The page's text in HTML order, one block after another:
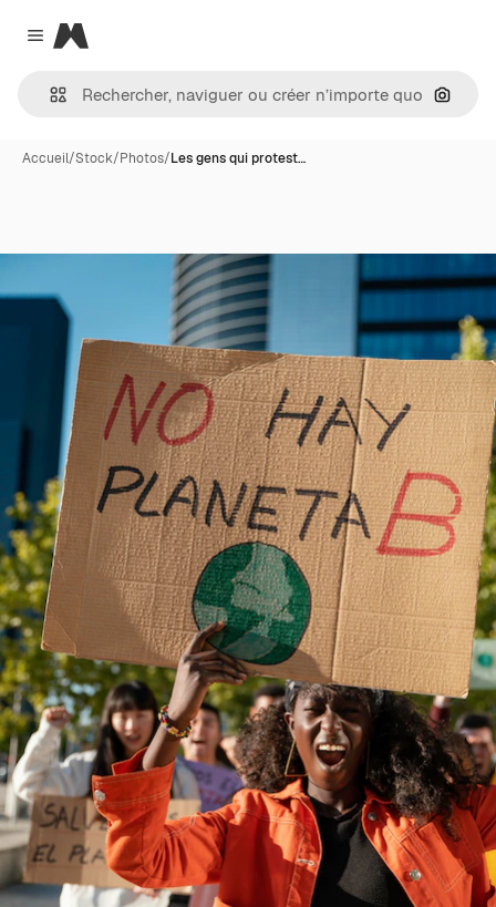
Close menu
Magnific
Accueil/Stock/Photos/Les gens qui protest…